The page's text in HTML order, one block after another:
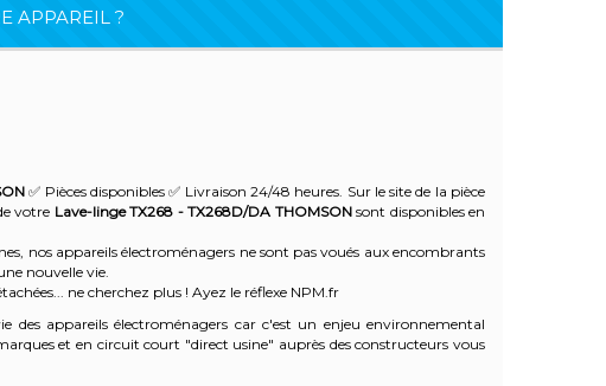
APPAREIL ?
✅ Pièces disponibles ✅ Livraison 24/48 heures. Sur le site de la pièce
votre Lave-linge TX268 - TX268D/DA THOMSONsont disponibles en
nos appareils électroménagers ne sont pas voués aux encombrants
nouvelle vie.
ne cherchez plus ! Ayez le réflexe NPM.fr
des appareils électroménagers car c'est un enjeu environnemental
et en circuit court "direct usine" auprès des constructeurs vous